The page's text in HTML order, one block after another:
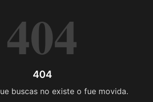
404
404
buscas no existe o fue movida.